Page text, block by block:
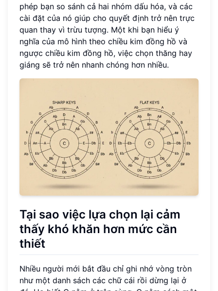
phép bạn so sánh cả hai nhóm dấu hóa, và các
cài đặt của nó giúp cho quyết định trở nên trực
quan thay vì trừu tượng. Một khi bạn hiểu ý
nghĩa của mô hình theo chiều kim đồng hồ và
ngược chiều kim đồng hồ, việc chọn thăng hay
giáng sẽ trở nên nhanh chóng hơn nhiều.
Tại sao việc lựa chọn lại cảm
thấy khó khăn hơn mức cần
thiết
Nhiều người mới bắt đầu chỉ ghi nhớ vòng tròn
như một danh sách các chữ cái rồi dừng lại ở